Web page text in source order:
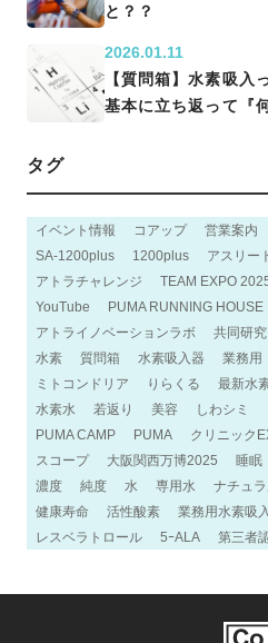
と？？
2026.01.11
【質問箱】水素吸入
基本に立ち返って『
タグ
イベント情報 コアップ 営業案内
SA-1200plus
1200plus アスリー
アトラチャレンジ
TEAM EXPO
YouTube
PUMA RUNNING HOUSE
アトライノベーションラボ
共同研究
水素
質問箱 水素吸入器 業務用
ミトコンドリア
りらくる 最新水
水素水
若返り 美容 しわシミ
PUMA CAMP
PUMA クリニック
スコープ
大阪関西万博2025 睡眠
濃度
純度 水 専用水
ナチュ
健康寿命
活性酸素 業務用水素吸入
レスベラトロール
5ｰALA 第三者